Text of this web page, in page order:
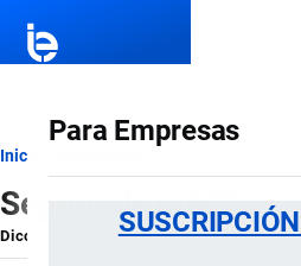
Para Empresas
Ruta
de
navegación
Inicio
Seguro de crédito
Diccionario porImportaciones …, 8